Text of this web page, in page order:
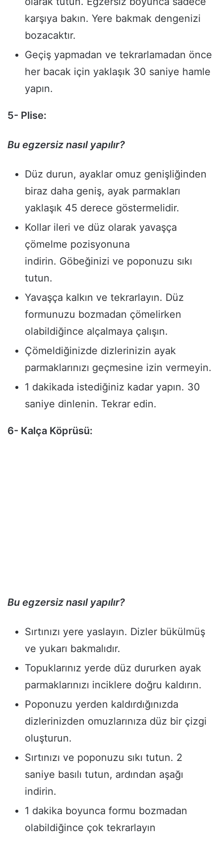
karşıya bakın. Yere bakmak dengenizi
bozacaktır.
Geçiş yapmadan ve tekrarlamadan önce
her bacak için yaklaşık 30 saniye hamle
yapın.
5- Plise:
Bu egzersiz nasıl yapılır?
Düz durun, ayaklar omuz genişliğinden
biraz daha geniş, ayak parmakları
yaklaşık 45 derece göstermelidir.
Kollar ileri ve düz olarak yavaşça
çömelme pozisyonuna
indirin. Göbeğinizi ve poponuzu sıkı
tutun.
Yavaşça kalkın ve tekrarlayın. Düz
formunuzu bozmadan çömelirken
olabildiğince alçalmaya çalışın.
Çömeldiğinizde dizlerinizin ayak
parmaklarınızı geçmesine izin vermeyin.
1 dakikada istediğiniz kadar yapın. 30
saniye dinlenin. Tekrar edin.
6- Kalça Köprüsü:
Bu egzersiz nasıl yapılır?
Sırtınızı yere yaslayın. Dizler bükülmüş
ve yukarı bakmalıdır.
Topuklarınız yerde düz dururken ayak
parmaklarınızı inciklere doğru kaldırın.
Poponuzu yerden kaldırdığınızda
dizlerinizden omuzlarınıza düz bir çizgi
oluşturun.
Sırtınızı ve poponuzu sıkı tutun. 2
saniye basılı tutun, ardından aşağı
indirin.
1 dakika boyunca formu bozmadan
olabildiğince çok tekrarlayın